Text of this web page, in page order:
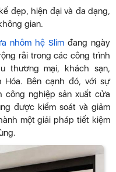
đẹp, hiện đại và đa dạng,
gian.
nhôm hệ Slim đang ngày
rãi trong các công trình
thương mại, khách sạn,
Hóa. Bên cạnh đó, với sự
công nghiệp sản xuất cửa
được kiểm soát và giảm
một giải pháp tiết kiệm